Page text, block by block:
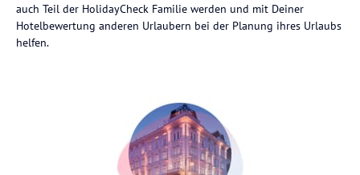
auch Teil der HolidayCheck Familie werden und mit Deiner
Hotelbewertung anderen Urlaubern bei der Planung ihres Urlaubs
helfen.